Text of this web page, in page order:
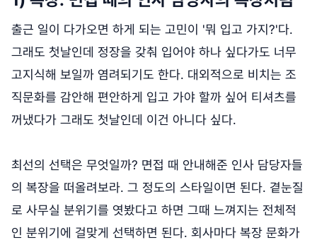
출근 일이 다가오면 하게 되는 고민이 '뭐 입고 가지?'다.
그래도 첫날인데 정장을 갖춰 입어야 하나 싶다가도 너무
고지식해 보일까 염려되기도 한다. 대외적으로 비치는 조
직문화를 감안해 편안하게 입고 가야 할까 싶어 티셔츠를
꺼냈다가 그래도 첫날인데 이건 아니다 싶다.
최선의 선택은 무엇일까? 면접 때 안내해준 인사 담당자들
의 복장을 떠올려보라. 그 정도의 스타일이면 된다. 곁눈질
로 사무실 분위기를 엿봤다고 하면 그때 느껴지는 전체적
인 분위기에 걸맞게 선택하면 된다. 회사마다 복장 문화가